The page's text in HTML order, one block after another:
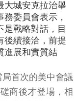
大城安克拉治舉
委員會表示，
戰略對話，目
後續接洽，前提
進展和實質結
局首次的美中會議
商後才登場，相